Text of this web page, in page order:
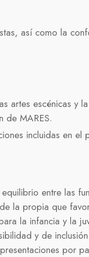
así como la
artes escénicas y
de MARES.
incluidas en el
entre las
la propia que
la infancia y la
y de
por